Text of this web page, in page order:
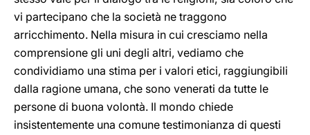
vi partecipano che la società ne traggono
arricchimento. Nella misura in cui cresciamo nella
comprensione gli uni degli altri, vediamo che
condividiamo una stima per i valori etici, raggiungibili
dalla ragione umana, che sono venerati da tutte le
persone di buona volontà. Il mondo chiede
insistentemente una comune testimonianza di questi